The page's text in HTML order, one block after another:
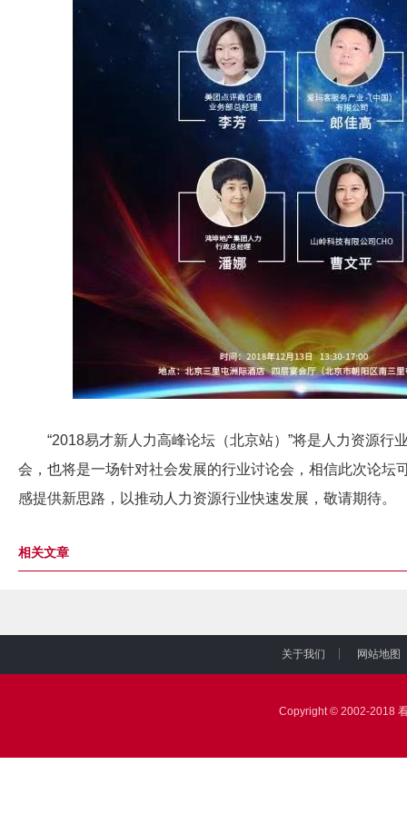
“2018易才新人力高峰论坛（北京站）”将是人力资源行
会，也将是一场针对社会发展的行业讨论会，相信此次论坛
感提供新思路，以推动人力资源行业快速发展，敬请期待。
相关文章
关于我们
网站地图
Copyright © 2002-2018